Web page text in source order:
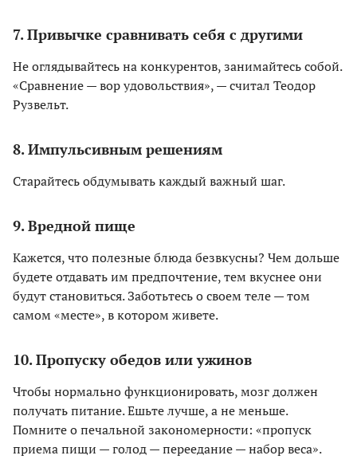
7. Привычке сравнивать себя с другими
Не оглядывайтесь на конкурентов, занимайтесь собой.
«Сравнение — вор удовольствия», — считал Теодор
Рузвельт.
8. Импульсивным решениям
Старайтесь обдумывать каждый важный шаг.
9. Вредной пище
Кажется, что полезные блюда безвкусны? Чем дольше
будете отдавать им предпочтение, тем вкуснее они
будут становиться. Заботьтесь о своем теле — том
самом «месте», в котором живете.
10. Пропуску обедов или ужинов
Чтобы нормально функционировать, мозг должен
получать питание. Ешьте лучше, а не меньше.
Помните о печальной закономерности: «пропуск
приема пищи — голод — переедание — набор веса».